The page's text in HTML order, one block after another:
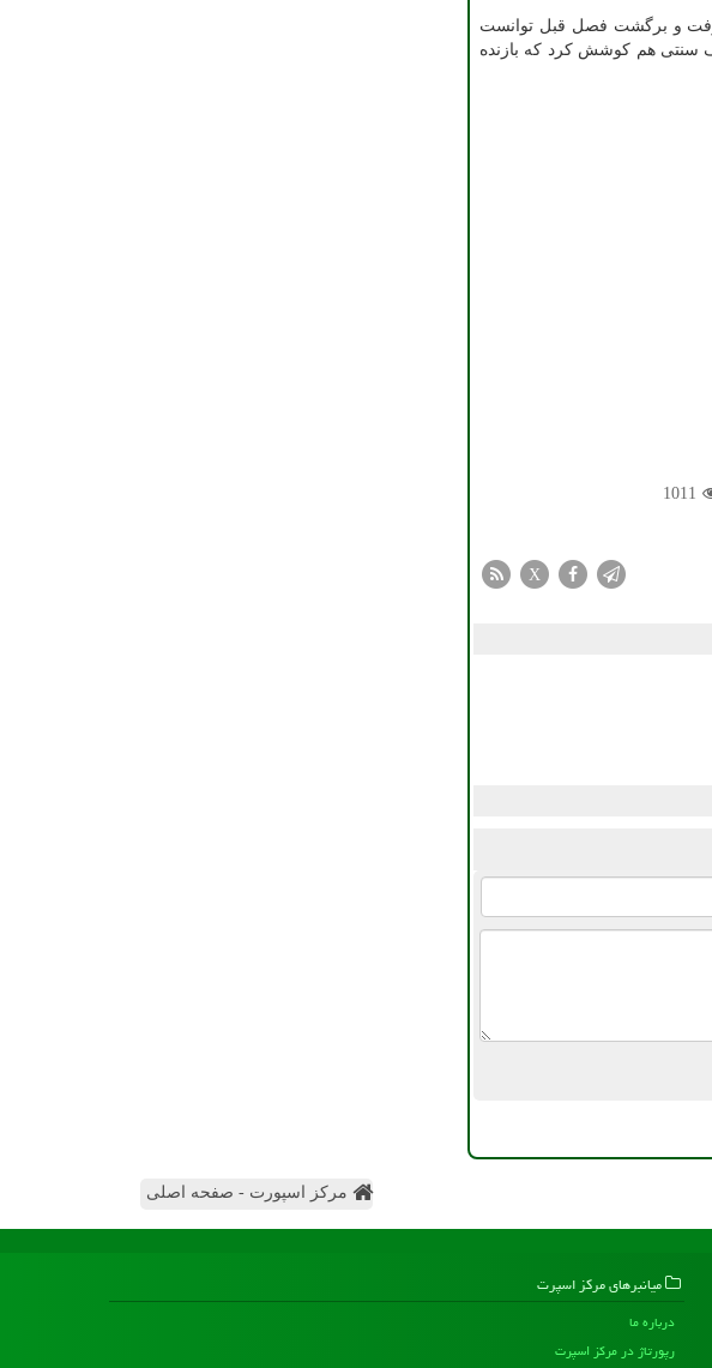
رفت و برگشت فصل قبل توانست
سنتی هم کوشش کرد که بازنده
1011
X
مرکز اسپورت - صفحه اصلی
میانبرهای مركز اسپرت
درباره ما
رپورتاژ در مركز اسپرت